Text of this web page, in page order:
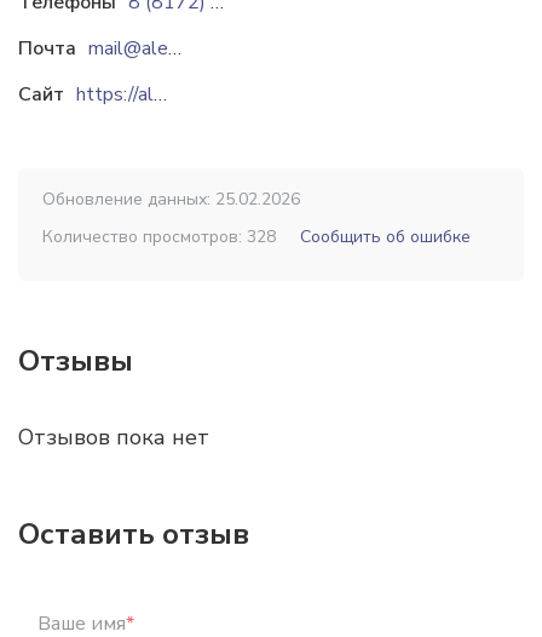
Почта
mail@alexplus.ru
Сайт
https://alexplus.ru
Обновление данных: 25.02.2026
Количество просмотров: 328
Сообщить об ошибке
Отзывы
Отзывов пока нет
Оставить отзыв
Ваше имя*